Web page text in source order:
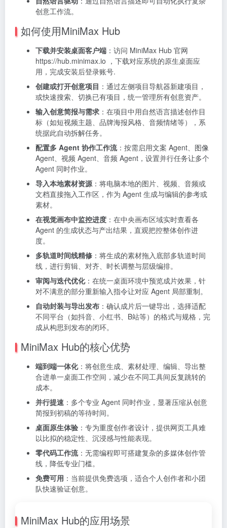
创意工作流。
如何使用MiniMax Hub
下载并安装桌面客户端 ：访问 MiniMax Hub 官网
https://hub.minimax.io ，下载对应系统的原生桌面应
用，完成安装后登录账号.
创建或打开创意项目 ：通过左侧项目导航器新建项目，
或快速搜索、切换已有项目，统一管理所有创意资产。
输入创意简报与需求 ：在项目中用自然语言描述创作目
标（如短视频主题、品牌海报风格、音频情绪等），系
统据此自动拆解任务。
配置多 Agent 协作工作流：按需启用文案 Agent、图像
Agent、视频 Agent、音频 Agent，设置并行任务让多个
Agent 同时作业。
导入本地素材资源：将电脑本地的图片、视频、音频或
文档直接拖入工作区，作为 Agent 生成与编辑的参考或
素材。
在视觉画布中监控进度 ：在中央画布区域实时查看各
Agent 的生成状态与产出结果，直观把控整体创作进
度。
多轨道时间线精修 ：将生成的素材拖入底部多轨道时间
线，进行剪辑、对齐、时长调整与层级编排。
审阅与迭代优化：在统一桌面环境中预览成片效果，针
对不满意的部分重新输入指令让对应 Agent 局部重制。
自动封装与导出发布 ：确认成片后一键导出，选择适配
不同平台（如抖音、小红书、B站等）的格式与规格，完
成从构思到发布的闭环。
MiniMax Hub的核心优势
端到端一体化：将创意生成、素材处理、编辑、导出整
合进单一桌面工作空间，减少在不同工具间反复跳转的
成本。
并行提速 ：多个专业 Agent 同时作业，显著压缩从创意
简报到初稿的等待时间。
桌面原生体验 ：专为重度创作者设计，提供网页工具难
以比拟的稳定性、沉浸感与性能表现。
零代码工作流：无需编程即可搭建复杂的多媒体创作管
线，降低专业门槛。
免费可用 ：当前提供免费选项，适合个人创作者和小团
队快速验证创意。
MiniMax Hub的应用场景